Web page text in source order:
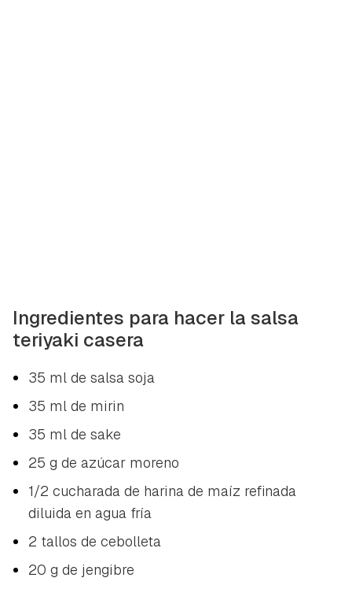
Ingredientes para hacer la salsa
teriyaki casera
35 ml de salsa soja
35 ml de mirin
35 ml de sake
25 g de azúcar moreno
1/2 cucharada de harina de maíz refinada
diluida en agua fría
2 tallos de cebolleta
20 g de jengibre